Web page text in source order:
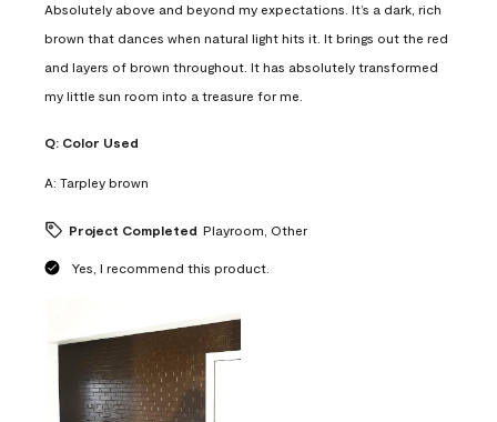
Absolutely above and beyond my expectations. It’s a dark, rich
brown that dances when natural light hits it. It brings out the red
and layers of brown throughout. It has absolutely transformed
my little sun room into a treasure for me.
Q: Color Used
A: Tarpley brown
Project Completed Playroom, Other
Yes, I recommend this product.